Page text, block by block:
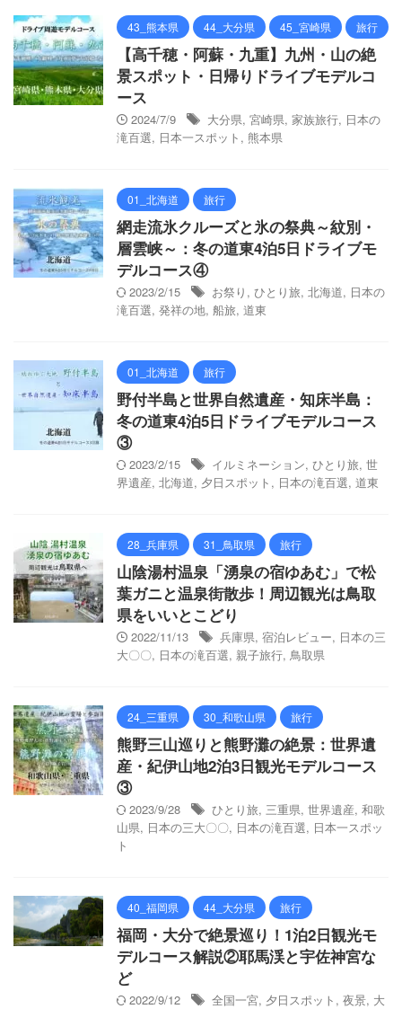
43_熊本県 44_大分県 45_宮崎県 旅行
【高千穂・阿蘇・九重】九州・山の絶
景スポット・日帰りドライブモデルコ
ース
2024/7/9 大分県, 宮崎県, 家族旅行, 日本の
滝百選, 日本一スポット , 熊本県
01_北海道 旅行
網走流氷クルーズと氷の祭典～紋別・
層雲峡～：冬の道東4泊5日ドライブモ
デルコース④
2023/2/15 お祭り , ひとり旅, 北海道, 日本の
滝百選, 発祥の地, 船旅, 道東
01_北海道 旅行
野付半島と世界自然遺産・知床半島：
冬の道東4泊5日ドライブモデルコース
③
2023/2/15 イルミネーション, ひとり旅, 世
界遺産, 北海道, 夕日スポット , 日本の滝百選, 道東
28_兵庫県 31_鳥取県 旅行
山陰湯村温泉「湧泉の宿ゆあむ」で松
葉ガニと温泉街散歩！周辺観光は鳥取
県をいいとこどり
2022/11/13 兵庫県, 宿泊レビュー, 日本の三
大〇〇, 日本の滝百選, 親子旅行, 鳥取県
24_三重県 30_和歌山県 旅行
熊野三山巡りと熊野灘の絶景：世界遺
産・紀伊山地2泊3日観光モデルコース
③
2023/9/28 ひとり旅, 三重県, 世界遺産, 和歌
山県, 日本の三大〇〇, 日本の滝百選, 日本一スポッ
ト
40_福岡県 44_大分県 旅行
福岡・大分で絶景巡り！1泊2日観光モ
デルコース解説②耶馬渓と宇佐神宮な
ど
2022/9/12 全国一宮, 夕日スポット , 夜景, 大